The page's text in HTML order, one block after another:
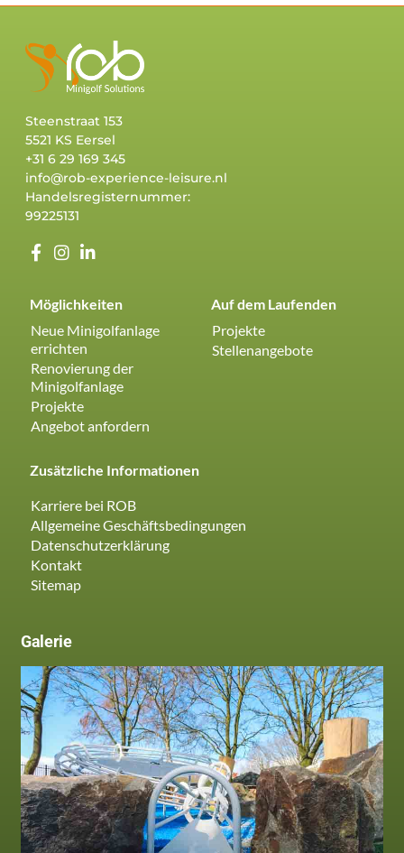
Steenstraat 153
5521 KS Eersel
+31 6 29 169 345
info@rob-experience-leisure.nl
Handelsregisternummer:
99225131
Möglichkeiten
Neue Minigolfanlage
errichten
Renovierung der
Minigolfanlage
Projekte
Angebot anfordern
Auf dem Laufenden
Projekte
Stellenangebote
Zusätzliche Informationen
Karriere bei ROB
Allgemeine Geschäftsbedingungen
Datenschutzerklärung
Kontakt
Sitemap
Galerie